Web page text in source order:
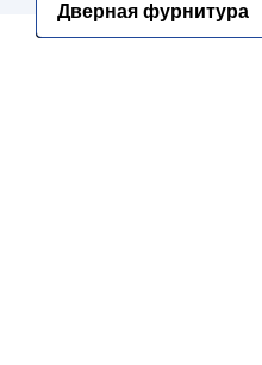
Дверная фурнитура